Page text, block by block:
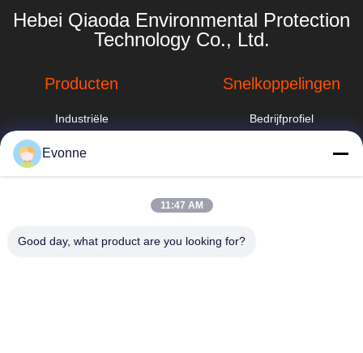
Hebei Qiaoda Environmental Protection
Technology Co., Ltd.
Producten
Industriële
stofafzuigsysteem
Industriële
8188867
Snelkoppelingen
Bedrijfprofiel
Evonne
11:47 AM
Good day, what product are you looking for?